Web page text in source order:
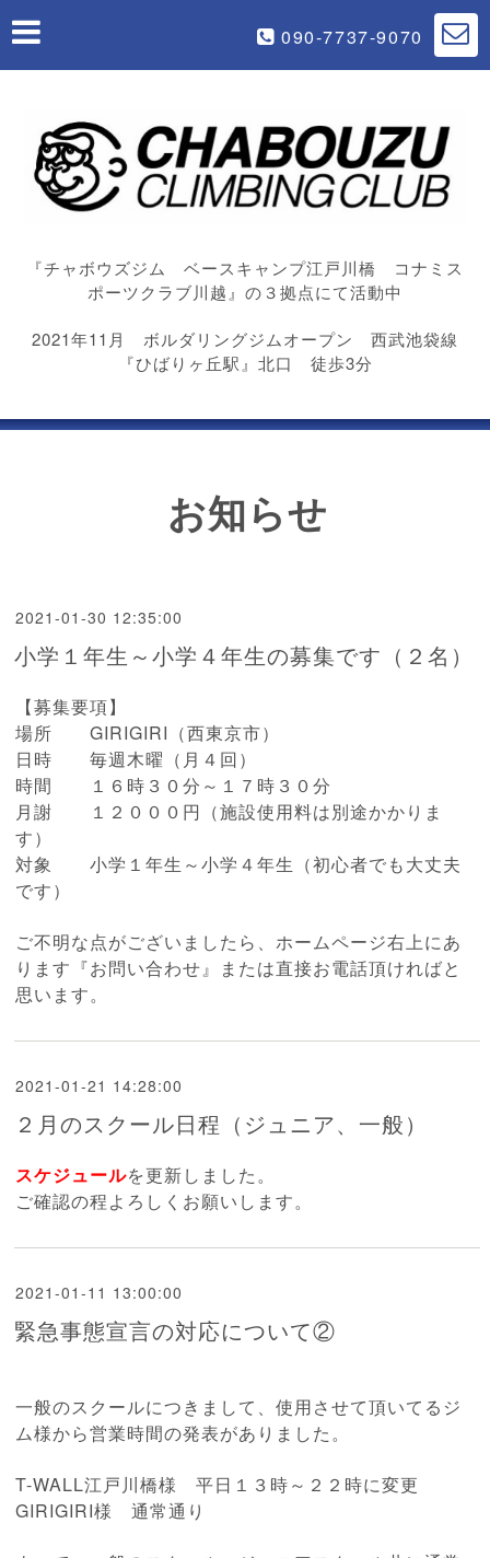
090-7737-9070
『チャボウズジム ベースキャンプ江戸川橋 コナミス
ポーツクラブ川越』の３拠点にて活動中
2021年11月 ボルダリングジムオープン 西武池袋線
『ひばりヶ丘駅』北口 徒歩3分
お知らせ
2021-01-30 12:35:00
小学１年生～小学４年生の募集です（２名）
【募集要項】
場所 GIRIGIRI（西東京市）
日時 毎週木曜（月４回）
時間 １６時３０分～１７時３０分
月謝 １２０００円（施設使用料は別途かかりま
す）
対象 小学１年生～小学４年生（初心者でも大丈夫
です）
ご不明な点がございましたら、ホームページ右上にあ
ります『お問い合わせ』または直接お電話頂ければと
思います。
2021-01-21 14:28:00
２月のスクール日程（ジュニア、一般）
スケジュールを更新しました。
ご確認の程よろしくお願いします。
2021-01-11 13:00:00
緊急事態宣言の対応について②
一般のスクールにつきまして、使用させて頂いてるジ
ム様から営業時間の発表がありました。
T-WALL江戸川橋様 平日１３時～２２時に変更
GIRIGIRI様 通常通り